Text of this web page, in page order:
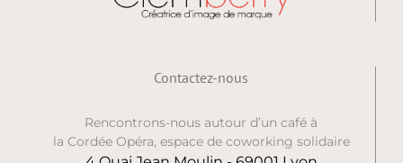
Contactez-nous
Rencontrons-nous autour d’un café à
la Cordée Opéra, espace de coworking solidaire